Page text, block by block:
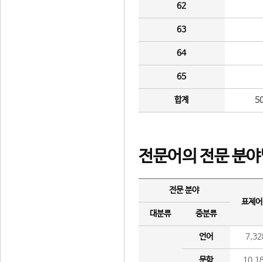
62
63
64
65
합계
전문어의 전문 분
전문 분야
표제
대분류
중분류
언어
문학